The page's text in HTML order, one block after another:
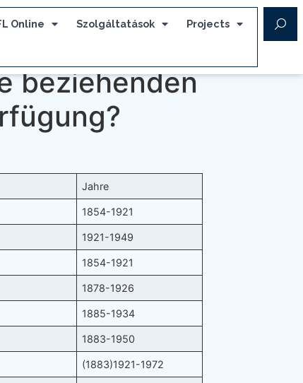
Online Szolgáltatások Projects
beziehenden
Jahre
1854-1921
1921-1949
1854-1921
1878-1926
1885-1934
1883-1950
(1883)1921-1972